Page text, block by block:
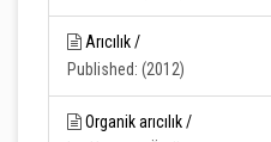
Arıcılık /
Published: (2012)
Organik arıcılık /